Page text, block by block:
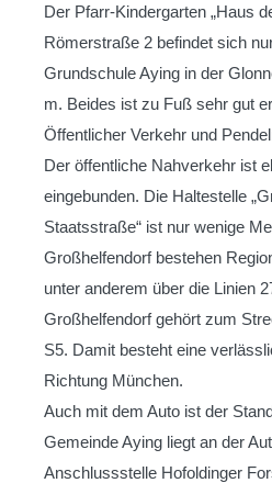
Der Pfarr-Kindergarten „Haus
Römerstraße 2 befindet sich
Grundschule Aying in der
m. Beides ist zu Fuß sehr gut
Öffentlicher Verkehr und
Der öffentliche Nahverkehr ist
eingebunden. Die Haltestelle
Staatsstraße“ ist nur wenige
Großhelfendorf bestehen
unter anderem über die Linien
Großhelfendorf gehört zum
S5. Damit besteht eine
Richtung München.
Auch mit dem Auto ist der
Gemeinde Aying liegt an der
Anschlussstelle Hofoldinger